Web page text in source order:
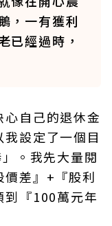
，一有獲利
已經過時，
心自己的退休金
設定了一個目
。我先大量閱
價差』+『股利
到『100萬元年